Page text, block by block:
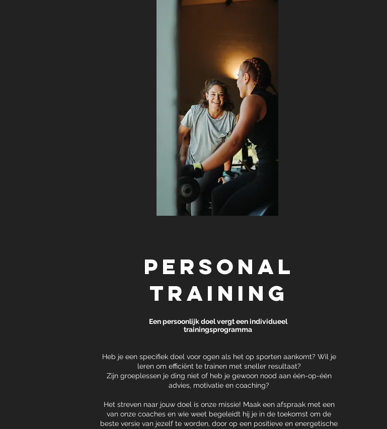
personal
training
Een persoonlijk doel vergt een individueel
trainingsprogramma
Heb je een specifiek doel voor ogen als het op sporten aankomt? Wil je
leren om efficiënt te trainen met sneller resultaat?
Zijn groeplessen je ding niet of heb je gewoon nood aan één-op-één
advies, motivatie en coaching?
Het streven naar jouw doel is onze missie! Maak een afspraak met een
van onze coaches en wie weet begeleidt hij je in de toekomst om de
beste versie van jezelf te worden, door op een positieve en energetische